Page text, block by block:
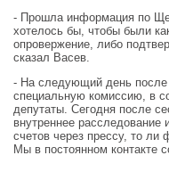
- Прошла информация по
хотелось бы, чтобы были
опровержение, либо
сказал Васев.
- На следующий день после
специальную комиссию, в
депутаты. Сегодня после
внутреннее расследование
счетов через прессу, то ли
Мы в постоянном контакте